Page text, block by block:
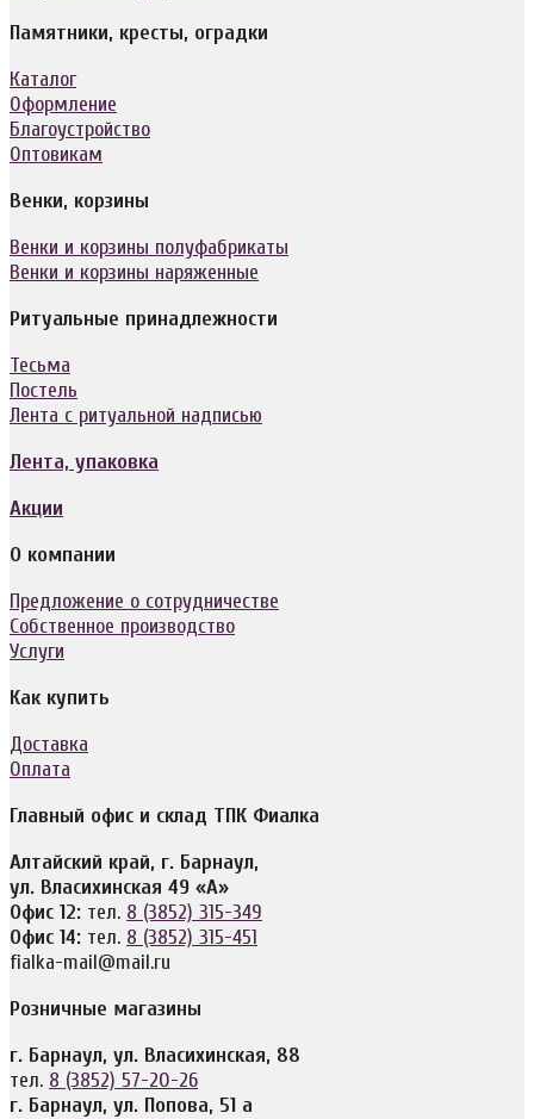
Памятники, кресты, оградки
Каталог
Оформление
Благоустройство
Оптовикам
Венки, корзины
Венки и корзины полуфабрикаты
Венки и корзины наряженные
Ритуальные принадлежности
Тесьма
Постель
Лента с ритуальной надписью
Лента, упаковка
Акции
О компании
Предложение о сотрудничестве
Собственное производство
Услуги
Как купить
Доставка
Оплата
Главный офис и склад ТПК Фиалка
Алтайский край, г. Барнаул,
ул. Власихинская 49 «А»
Офис 12: тел. 8 (3852) 315-349
Офис 14: тел. 8 (3852) 315-451
fialka-mail@mail.ru
Розничные магазины
г. Барнаул, ул. Власихинская, 88
тел. 8 (3852) 57-20-26
г. Барнаул, ул. Попова, 51 а